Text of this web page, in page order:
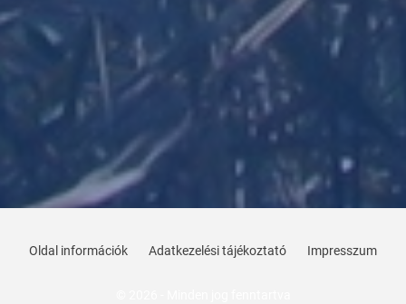
Oldal információk Adatkezelési tájékoztató Impresszum